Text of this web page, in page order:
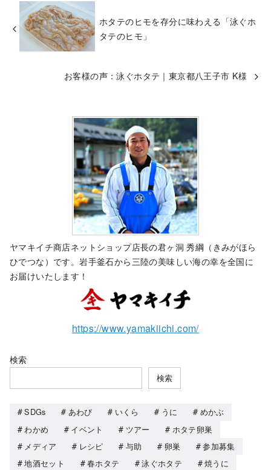
ホタテのヒモを存分に味わえる「泳ぐホ
タテのヒモ」
お客様の声：泳ぐホタテ｜東京都八王子市 K様
ヤマキイチ商店ネットショップ店長の君ヶ洞 秀綱（きみがほら
ひでつな）です。岩手釜石から三陸の美味しい海の幸を全国に
お届けいたします！
https://www.yamakiichi.com/
検索
検索
SDGs あわび いくら うに
めかぶ
わかめ
イベント ツアー
ホタテ卵巣
メディア
レシピ 与助 卵巣
参加募集
地酒セット
春ホタテ 泳ぐホタテ
焼うに